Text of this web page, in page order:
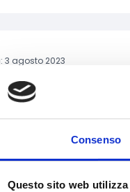
Consenso
Questo sito web
3 agosto 2023
Cassa di
sostenibile
e Solidarietà
territoriale